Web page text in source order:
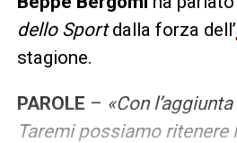
dello Sportdalla forza dell’
stagione.
PAROLE – «Con
Taremi possiamo ritenere